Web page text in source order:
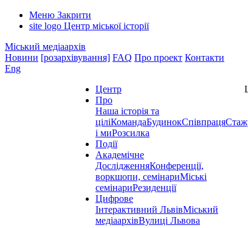
Меню Закрити
site logo Центр міської історії
Міський медіаархів
Новини [розархівування] FAQ Про проект Контакти
Eng
Центр
Про
Наша історія та
ціліКомандаБудинокСпівпраця
і миРозсилка
Події
Академічне
ДослідженняКонференції,
воркшопи, семінариМіські
семінариРезиденції
Цифрове
Інтерактивний ЛьвівМіський
медіаархівВулиці Львова